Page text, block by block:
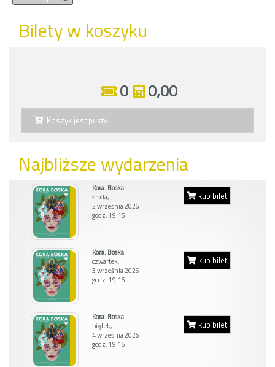
Bilety w koszyku
0 0,00
Koszyk jest pusty
Najbliższe wydarzenia
Kora. Boska
środa,
2 września 2026
godz. 19:15
kup bilet
Kora. Boska
czwartek,
3 września 2026
godz. 19:15
kup bilet
Kora. Boska
piątek,
4 września 2026
godz. 19:15
kup bilet